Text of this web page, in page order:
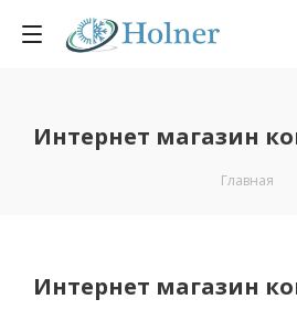
Интернет магазин
Главная
Интернет магазин